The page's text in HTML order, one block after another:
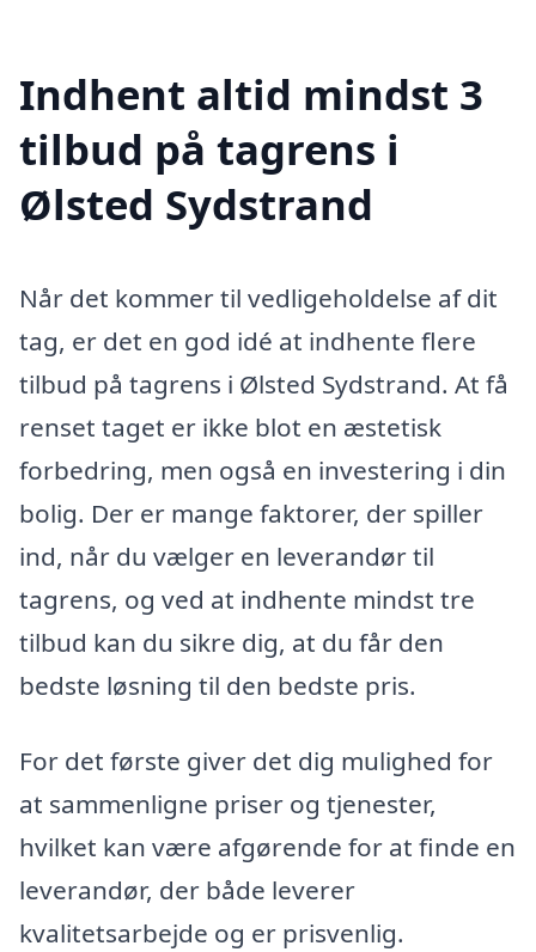
Indhent altid mindst 3
tilbud på tagrens i
Ølsted Sydstrand
Når det kommer til vedligeholdelse af dit
tag, er det en god idé at indhente flere
tilbud på tagrens i Ølsted Sydstrand. At få
renset taget er ikke blot en æstetisk
forbedring, men også en investering i din
bolig. Der er mange faktorer, der spiller
ind, når du vælger en leverandør til
tagrens, og ved at indhente mindst tre
tilbud kan du sikre dig, at du får den
bedste løsning til den bedste pris.
For det første giver det dig mulighed for
at sammenligne priser og tjenester,
hvilket kan være afgørende for at finde en
leverandør, der både leverer
kvalitetsarbejde og er prisvenlig.